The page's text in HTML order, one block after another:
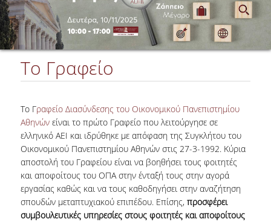
ΥΠΗΡΕΣΙΕΣ ΠΡΟΣ ΦΟΙΤΗΤΕΣ
ΘΕΣΕΙΣ ΕΡΓΑΣΙΑΣ
ΑΠΑΣΧΟΛΗΣΗ ΣΤΟ ΕΞΩΤΕΡΙΚΟ
ΣΥΜΒΟΥΛΕΥΤΙΚΕΣ ΥΠΗΡΕΣΙΕΣ
ΕΚΠΑΙΔΕΥΣΗ & ΕΡΕΥΝΑ
ΣΕΜΙΝΑΡΙΑ ΚΑΙ ΕΡΓΑΣΤΗΡΙΑ
ΨΥΧΟΜΕΤΡΙΚΑ ΤΕΣΤ
ΑΡΧΕΙΟ ΑΡΘΡΩΝ-ΠΛΗΡΟΦΟΡΙΑΚΟΥ ΥΛΙΚΟΥ
ΕΡΕΥΝΕΣ, ΠΑΡΟΥΣΙΑΣΕΙΣ, ΕΝΤΥΠΑ ΚΑΙ ΑΛΛΟ ΥΛΙΚΟ
Το Γραφείο
Το Γραφείο Διασύνδεσης του Οικονομικού Πανεπιστημίου
Αθηνώνείναι το πρώτο Γραφείο που λειτούργησε σε
ελληνικό ΑΕΙ και ιδρύθηκε με απόφαση της Συγκλήτου του
Οικονομικού Πανεπιστημίου Αθηνών στις 27-3-1992. Κύρια
αποστολή του Γραφείου είναι να βοηθήσει τους φοιτητές
και αποφοίτους του ΟΠΑ στην ένταξή τους στην αγορά
εργασίας καθώς και να τους καθοδηγήσει στην αναζήτηση
σπουδών μεταπτυχιακού επιπέδου. Επίσης, προσφέρει
συμβουλευτικές υπηρεσίες στους φοιτητές και αποφοίτους